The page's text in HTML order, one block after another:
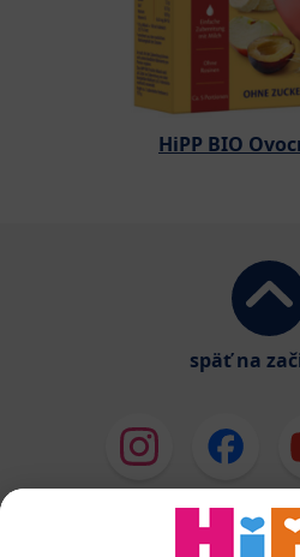
HiPP BIO
späť na
HiPP Mlieka